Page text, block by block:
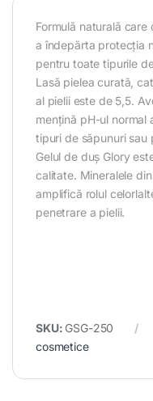
Formulă naturală
a îndepărta protecția
pentru toate tipurile
Lasă pielea curată,
al pielii este de 5,5.
mențină pH-ul normal
tipuri de săpunuri sau
Gelul de duș Glory
calitate. Mineralele
amplifică rolul
penetrare a pielii.
SKU: GSG-250
cosmetice